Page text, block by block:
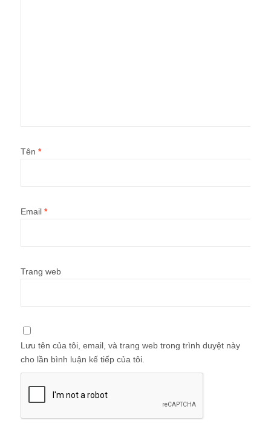
Tên *
Email *
Trang web
Lưu tên của tôi, email, và trang web trong trình duyệt này
cho lần bình luận kế tiếp của tôi.